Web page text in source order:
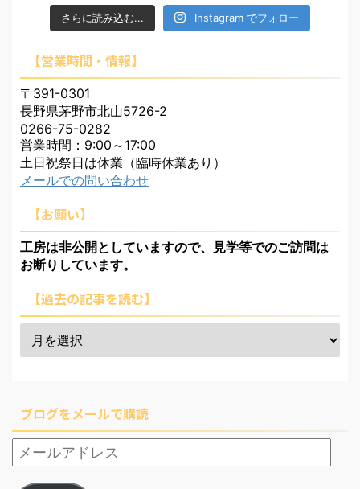
さらに読み込む... Instagram でフォロー
【営業時間・情報】
〒391-0301
長野県茅野市北山5726-2
0266-75-0282
営業時間：9:00～17:00
土日祝祭日は休業（臨時休業あり）
メールでの問い合わせ
【お願い】
工房は非公開としていますので、見学等でのご訪問は
お断りしています。
【過去の記事を読む】
ブログをメールで購読